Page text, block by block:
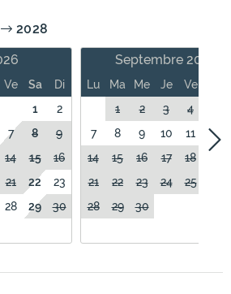
2028
Ve Sa
Di
1
2
7 8
9
14 15
16
21 22
23
28 29
30
Septembre 2026
Lu Ma Me Je Ve
1
2 3 4
7
8 9 10 11
12
14
15 16 17 18
21
22 23 24 25
28
29 30